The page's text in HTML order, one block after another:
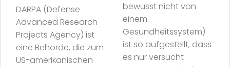
DARPA (Defense
Advanced Research
Projects Agency) ist
eine Behörde, die zum
US-amerikanischen
bewusst nicht von
einem
Gesundheitssystem)
ist so aufgestellt, dass
es nur versucht